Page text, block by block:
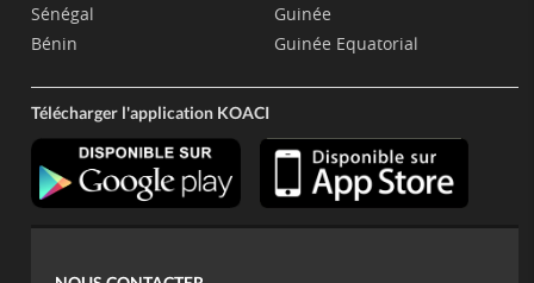
Sénégal
Bénin
Guinée
Guinée Equatorial
Télécharger l'application KOACI